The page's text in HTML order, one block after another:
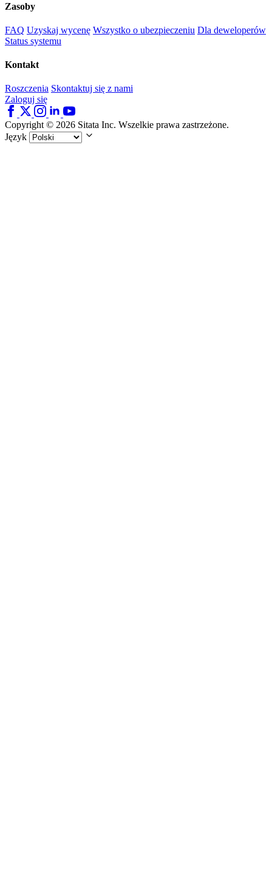
Zasoby
FAQ Uzyskaj wycenę Wszystko o ubezpieczeniu Dla deweloperów
Status systemu
Kontakt
Roszczenia Skontaktuj się z nami
Zaloguj się
Copyright © 2026 Sitata Inc. Wszelkie prawa zastrzeżone.
Język